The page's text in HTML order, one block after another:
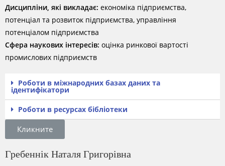
Дисципліни, які викладає: економіка підприємства,
потенціал та розвиток підприємства, управління
потенціалом підприємства
Сфера наукових інтересів: оцінка ринкової вартості
промислових підприємств
Роботи в міжнародних базах даних та
ідентифікатори
Роботи в ресурсах бібліотеки
Кликните
Гребеннік Наталя Григорівна